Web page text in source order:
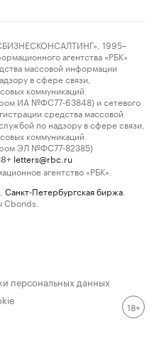
1995–
агентства «РБК»
массовой информации
в сфере связи,
коммуникаций
ИА №ФС77-63848) и сетевого
средства массовой
по надзору в сфере связи,
коммуникаций
ЭЛ №ФС77-82385)
letters@rbc.ru
агентство «РБК».
Санкт-Петербургская биржа
Cbonds.
персональных данных
18+